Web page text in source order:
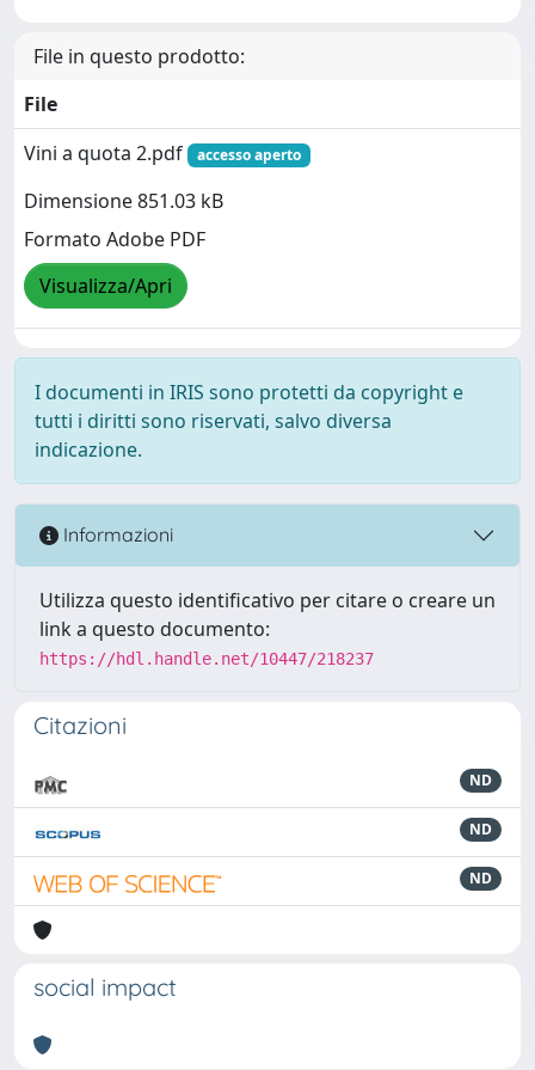
File in questo prodotto:
File
Vini a quota 2.pdf
accesso aperto
Dimensione 851.03 kB
Formato Adobe PDF
Visualizza/Apri
I documenti in IRIS sono protetti da copyright e
tutti i diritti sono riservati, salvo diversa
indicazione.
Informazioni
Utilizza questo identificativo per citare o creare un
link a questo documento:
https://hdl.handle.net/10447/218237
Citazioni
ND
ND
ND
social impact